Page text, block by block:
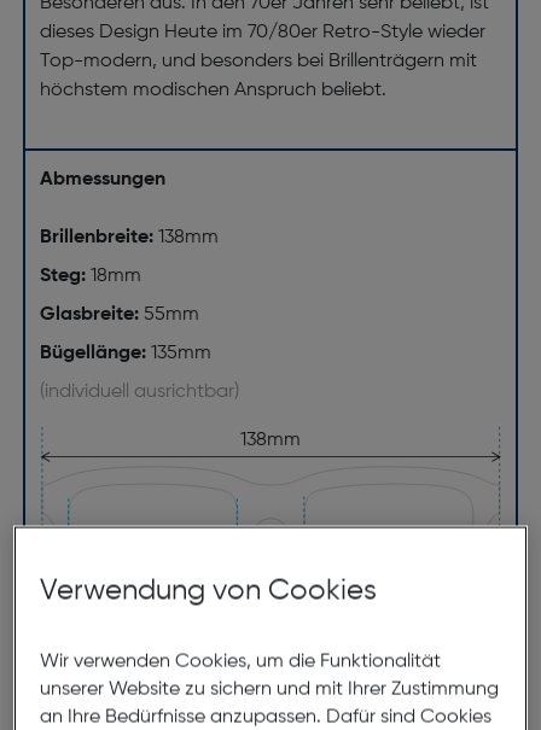
Besonderen aus. In den 70er Jahren sehr beliebt, ist
dieses Design Heute im 70/80er Retro-Style wieder
Top-modern, und besonders bei Brillenträgern mit
höchstem modischen Anspruch beliebt.
Abmessungen
Brillenbreite: 138mm
Steg: 18mm
Glasbreite: 55mm
Bügellänge: 135mm
(individuell ausrichtbar)
138mm
18mm
55mm
135mm
Verwendung von Cookies
Wir verwenden Cookies, um die Funktionalität
unserer Website zu sichern und mit Ihrer Zustimmung
an Ihre Bedürfnisse anzupassen. Dafür sind Cookies